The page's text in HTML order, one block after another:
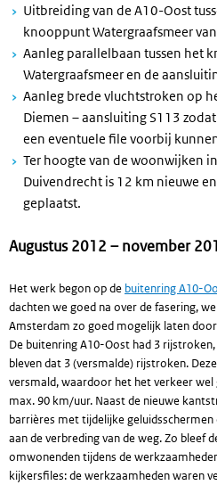
Uitbreiding van de A10-Oost
knooppunt Watergraafsmeer
Aanleg parallelbaan tussen het
Watergraafsmeer en de
Aanleg brede vluchtstroken op
Diemen – aansluiting S113
een eventuele file voorbij
Ter hoogte van de woonwijken
Duivendrecht is 12 km nieuwe
geplaatst.
Augustus 2012 – november
Het werk begon op de buitenring A10-
dachten we goed na over de fasering,
Amsterdam zo goed mogelijk laten
De buitenring A10-Oost had 3
bleven dat 3 (versmalde) rijstroken.
versmald, waardoor het het verkeer
max. 90 km/uur. Naast de nieuwe
barrières met tijdelijke
aan de verbreding van de weg. Zo bleef
omwonenden tijdens de
kijkersfiles: de werkzaamheden waren